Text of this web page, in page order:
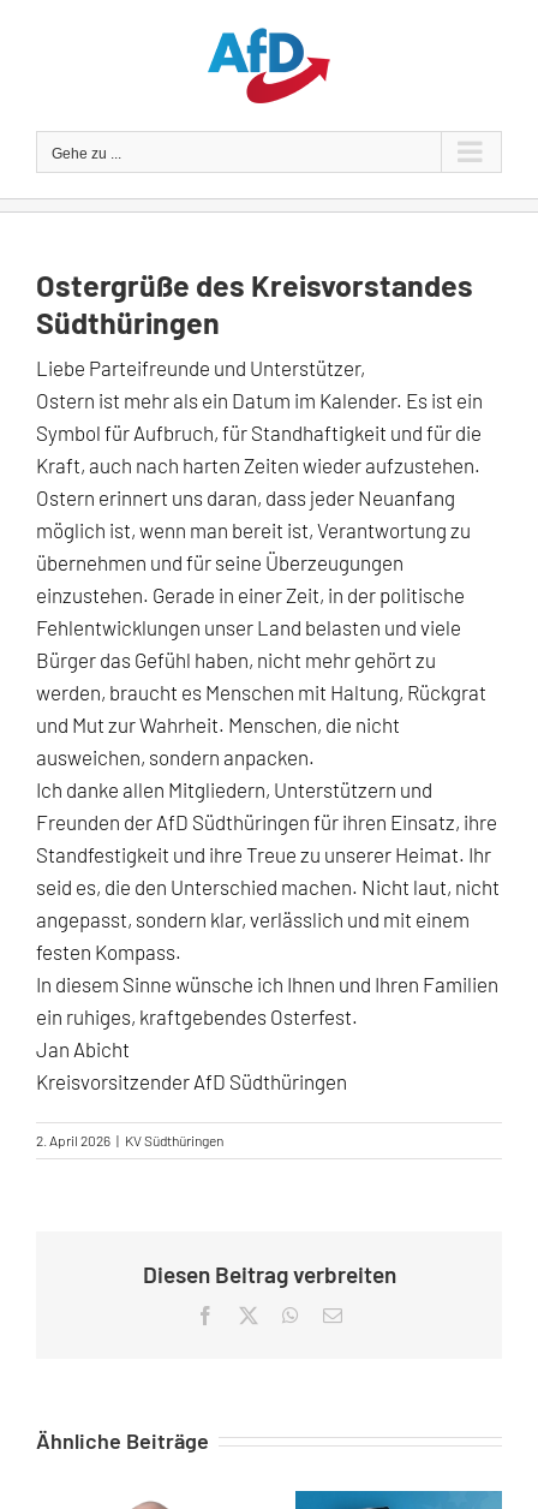
Gehe zu ...
Ostergrüße des Kreisvorstandes
Südthüringen
Liebe Parteifreunde und Unterstützer,
Ostern ist mehr als ein Datum im Kalender. Es ist ein
Symbol für Aufbruch, für Standhaftigkeit und für die
Kraft, auch nach harten Zeiten wieder aufzustehen.
Ostern erinnert uns daran, dass jeder Neuanfang
möglich ist, wenn man bereit ist, Verantwortung zu
übernehmen und für seine Überzeugungen
einzustehen. Gerade in einer Zeit, in der politische
Fehlentwicklungen unser Land belasten und viele
Bürger das Gefühl haben, nicht mehr gehört zu
werden, braucht es Menschen mit Haltung, Rückgrat
und Mut zur Wahrheit. Menschen, die nicht
ausweichen, sondern anpacken.
Ich danke allen Mitgliedern, Unterstützern und
Freunden der AfD Südthüringen für ihren Einsatz, ihre
Standfestigkeit und ihre Treue zu unserer Heimat. Ihr
seid es, die den Unterschied machen. Nicht laut, nicht
angepasst, sondern klar, verlässlich und mit einem
festen Kompass.
In diesem Sinne wünsche ich Ihnen und Ihren Familien
ein ruhiges, kraftgebendes Osterfest.
Jan Abicht
Kreisvorsitzender AfD Südthüringen
2. April 2026 | KV Südthüringen
Diesen Beitrag verbreiten
Facebook WhatsApp
E-
Ähnliche Beiträge